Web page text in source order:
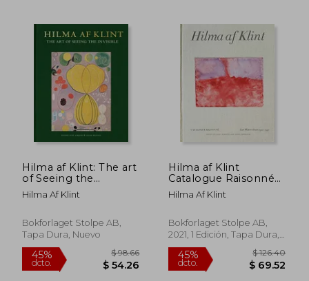
45% $ 61.03 45%
Hilma af Klint: The art
of Seeing the
Invisible (en Inglés)
Hilma Af Klint
Bokforlaget Stolpe AB,
Tapa Dura, Nuevo
Hilma af Klint
Catalogue Raisonné
Volume vi: Late
Watercolours (1922-
Raisonné Volume 6:
Late Watercolours
Inglés)
Hilma Af Klint
Bokforlaget Stolpe AB,
2021, 1 Edición, Tapa Dura,
Nuevo